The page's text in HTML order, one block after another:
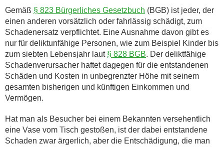
Gemäß § 823 Bürgerliches Gesetzbuch (BGB) ist jeder, der
einen anderen vorsätzlich oder fahrlässig schädigt, zum
Schadenersatz verpflichtet. Eine Ausnahme davon gibt es
nur für deliktunfähige Personen, wie zum Beispiel Kinder bis
zum siebten Lebensjahr laut § 828 BGB. Der deliktfähige
Schadenverursacher haftet dagegen für die entstandenen
Schäden und Kosten in unbegrenzter Höhe mit seinem
gesamten bisherigen und künftigen Einkommen und
Vermögen.
Hat man als Besucher bei einem Bekannten versehentlich
eine Vase vom Tisch gestoßen, ist der dabei entstandene
Schaden zwar ärgerlich, aber die Entschädigung, die man